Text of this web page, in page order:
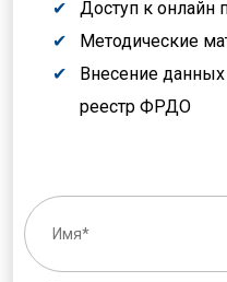
Доступ к онлайн
Методические
Внесение
реестр ФРДО